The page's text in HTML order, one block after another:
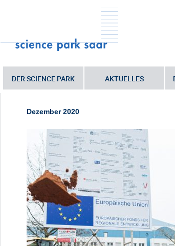
DER SCIENCE PARK AKTUELLES
Sie sind hier: Startseite Saar-Uni bald mit
„Innovation Center“
Dezember 2020